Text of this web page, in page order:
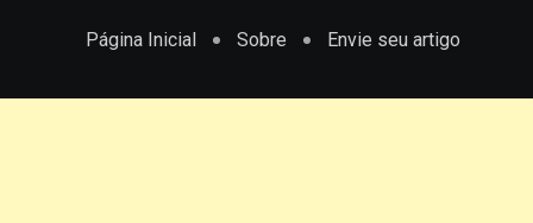
Página Inicial Sobre Envie seu artigo